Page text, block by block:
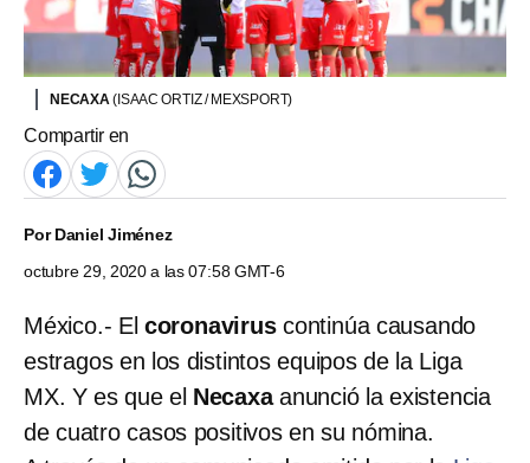
NECAXA(ISAAC ORTIZ / MEXSPORT)
Compartir en
PorDaniel Jiménez
octubre 29, 2020 a las 07:58 GMT-6
México.- El coronaviruscontinúa causando
estragos en los distintos equipos de la Liga
MX. Y es que el Necaxaanunció la existencia
de cuatro casos positivos en su nómina.